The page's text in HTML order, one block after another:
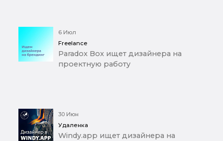
6 Июл
Freelance
Paradox Box ищет дизайнера на
проектную работу
30 Июн
Удаленка
Windy.app ищет дизайнера на